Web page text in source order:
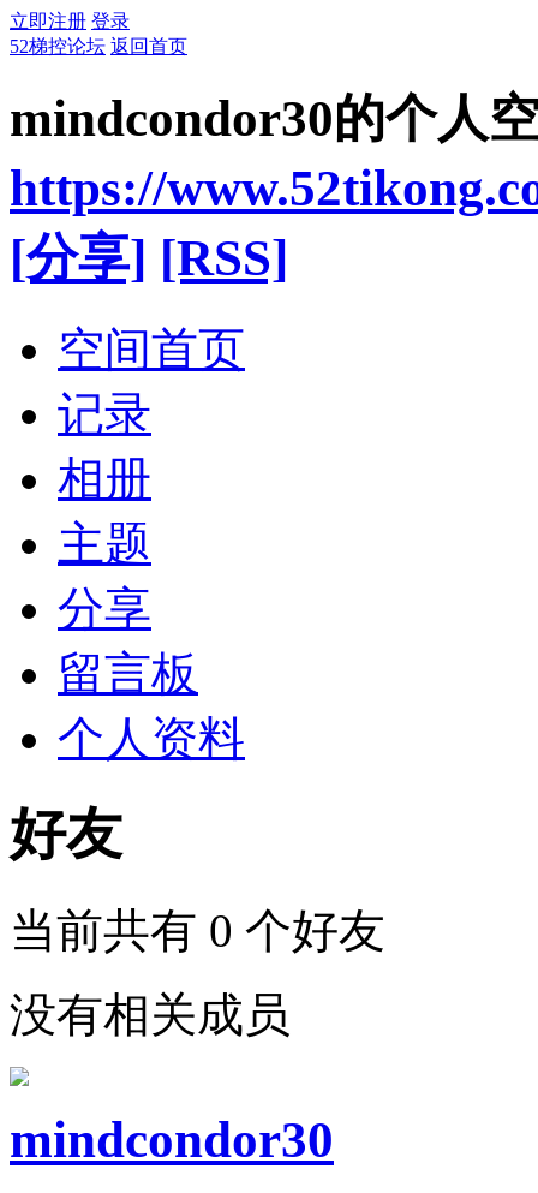
立即注册 登录
52梯控论坛 返回首页
mindcondor30的个人
https://
[分享] [RSS]
空间首页
记录
相册
主题
分享
留言板
个人资料
好友
当前共有 0 个好友
没有相关成员
mindcondor30